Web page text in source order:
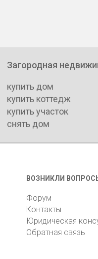
Загородная
купить дом
купить коттедж
купить участок
снять дом
ВОЗНИКЛИ
Форум
Контакты
Юридическая
Обратная связь